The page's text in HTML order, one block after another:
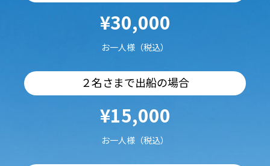
¥30,000
お一人様（税込）
２名さまで出船の場合
¥15,000
お一人様（税込）